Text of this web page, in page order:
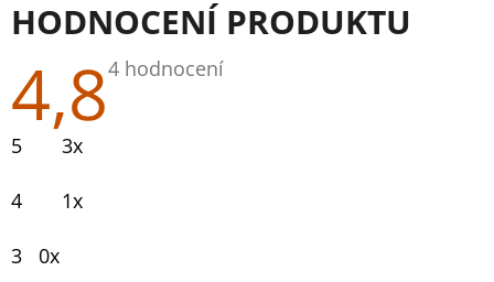
HODNOCENÍ PRODUKTU
4,8Průměrné
4 hodnocení
5 3x
4 1x
3 0x